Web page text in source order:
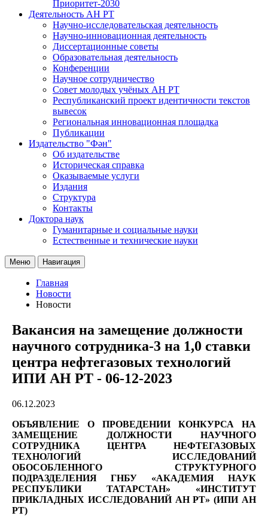
Приоритет-2030
Деятельность АН РТ
Научно-исследовательская деятельность
Научно-инновационная деятельность
Диссертационные советы
Образовательная деятельность
Конференции
Научное сотрудничество
Совет молодых учёных АН РТ
Республиканский проект идентичности текстов
вывесок
Региональная инновационная площадка
Публикации
Издательство "Фән"
Об издательстве
Историческая справка
Оказываемые услуги
Издания
Структура
Контакты
Доктора наук
Гуманитарные и социальные науки
Естественные и технические науки
Меню Навигация
Главная
Новости
Новости
Вакансия на замещение должности
научного сотрудника-3 на 1,0 ставки
центра нефтегазовых технологий
ИПИ АН РТ - 06-12-2023
06.12.2023
ОБЪЯВЛЕНИЕ О ПРОВЕДЕНИИ КОНКУРСА НА
ЗАМЕЩЕНИЕ ДОЛЖНОСТИ НАУЧНОГО
СОТРУДНИКА ЦЕНТРА НЕФТЕГАЗОВЫХ
ТЕХНОЛОГИЙ ИССЛЕДОВАНИЙ
ОБОСОБЛЕННОГО СТРУКТУРНОГО
ПОДРАЗДЕЛЕНИЯ ГНБУ «АКАДЕМИЯ НАУК
РЕСПУБЛИКИ ТАТАРСТАН» «ИНСТИТУТ
ПРИКЛАДНЫХ ИССЛЕДОВАНИЙ АН РТ» (ИПИ АН
РТ)